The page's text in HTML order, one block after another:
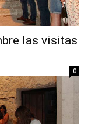
las visitas
0